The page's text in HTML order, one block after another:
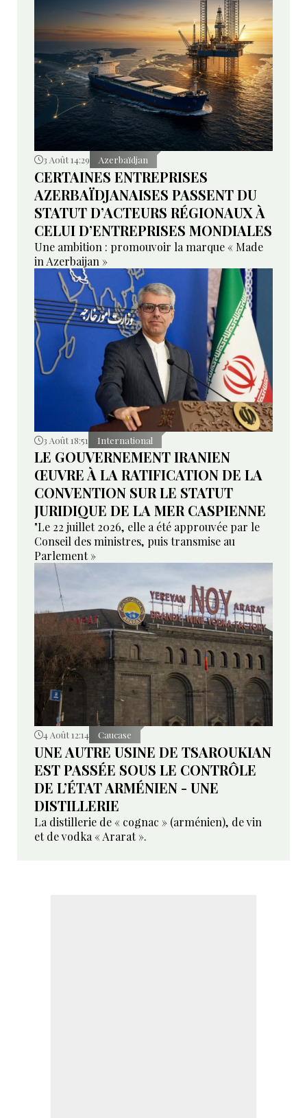
3 Août 14:29 Azerbaïdjan
CERTAINES ENTREPRISES
AZERBAÏDJANAISES PASSENT DU
STATUT D’ACTEURS RÉGIONAUX À
CELUI D’ENTREPRISES MONDIALES
Une ambition : promouvoir la marque « Made
in Azerbaijan »
3 Août 18:51 International
LE GOUVERNEMENT IRANIEN
ŒUVRE À LA RATIFICATION DE LA
CONVENTION SUR LE STATUT
JURIDIQUE DE LA MER CASPIENNE
"Le 22 juillet 2026, elle a été approuvée par le
Conseil des ministres, puis transmise au
Parlement »
4 Août 12:14 Caucase
UNE AUTRE USINE DE TSAROUKIAN
EST PASSÉE SOUS LE CONTRÔLE
DE L’ÉTAT ARMÉNIEN - UNE
DISTILLERIE
La distillerie de « cognac » (arménien), de vin
et de vodka « Ararat ».